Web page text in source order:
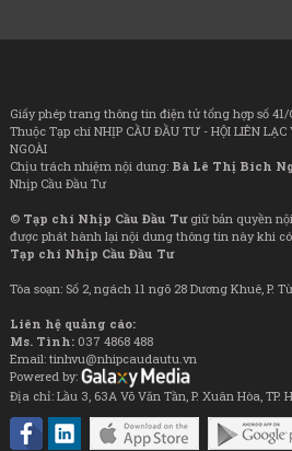
Giấy phép trang thông tin điện tử tổng hợp số 41/
Thuộc Tạp chí NHỊP CẦU ĐẦU TƯ - HỘI LIÊN LẠC
NGOÀI
Chịu trách nhiệm nội dung: Bà Lê Thị Bích
Nhịp Cầu Đầu Tư
© Tạp chí Nhịp Cầu Đầu Tưgiữ bản quyền
được phát hành lại nội dung thông tin này khi
Tạp chí Nhịp Cầu Đầu Tư
Tòa soạn: Số 2, ngách 11 ngõ 28 Dương Khuê, P.
Liên hệ quảng cáo:
Ms. Tình: 037 4868 488
Email: tinhvu@nhipcaudautu.vn
Powered by:
Địa chỉ: Lầu 3, 63A Võ Văn Tần, P. Xuân Hòa, TP.